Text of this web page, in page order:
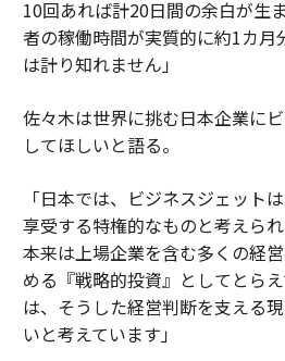
10回あれば計20日間の余白が生
者の稼働時間が実質的に約1カ月
は計り知れません」
佐々木は世界に挑む日本企業に
してほしいと語る。
「日本では、ビジネスジェット
享受する特権的なものと考えら
本来は上場企業を含む多くの経
める『戦略的投資』としてとら
は、そうした経営判断を支える
いと考えています」